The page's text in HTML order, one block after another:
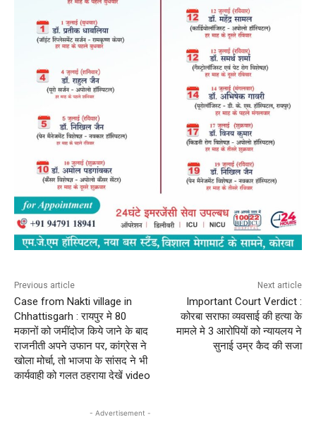
Previous article
Case from Nakti village in
Chhattisgarh : रायपुर मे 80
मकानों को जमींदोज किये जाने के बाद
राजनीती अपने उफान पर, कांग्रेस ने
खोला मोर्चा, तो भाजपा के सांसद ने भी
कार्यवाही को गलत ठहराया देखें video
Next article
Important Court Verdict :
कोरबा सराफा व्यवसाई की हत्या के
मामले मे 3 आरोपियों को न्यायलय ने
सुनाई उम्र कैद की सजा
- Advertisement -